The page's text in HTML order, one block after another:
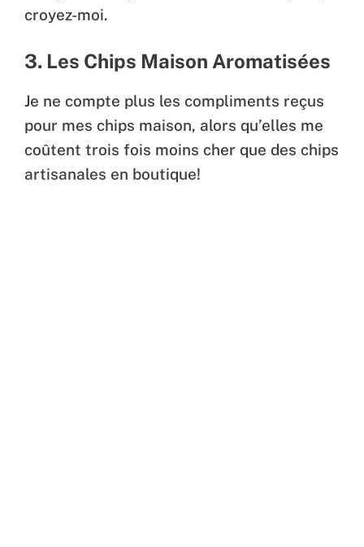
croyez-moi.
3. Les Chips Maison Aromatisées
Je ne compte plus les compliments reçus
pour mes chips maison, alors qu’elles me
coûtent trois fois moins cher que des chips
artisanales en boutique!